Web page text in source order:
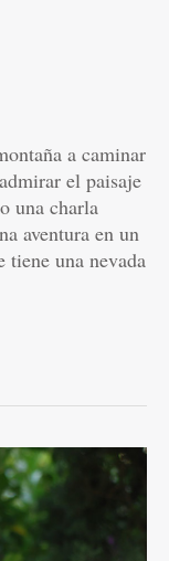
a caminar
el paisaje
una charla
aventura en un
tiene una nevada